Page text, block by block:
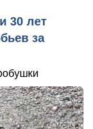
30 лет
за